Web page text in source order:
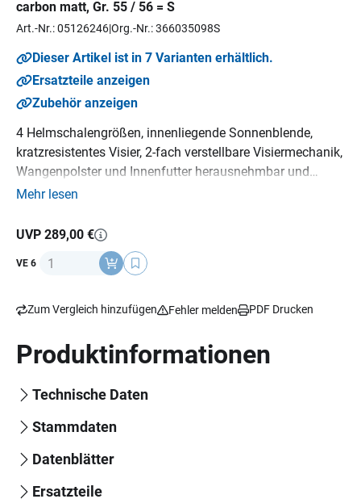
carbon matt, Gr. 55 / 56 = S
Art.-Nr.: 05126246Org.-Nr.: 366035098S
Dieser Artikel ist in 7 Varianten erhältlich.
Ersatzteile anzeigen
Zubehör anzeigen
4 Helmschalengrößen, innenliegende Sonnenblende,
kratzresistentes Visier, 2-fach verstellbare Visiermechanik,
Wangenpolster und Innenfutter herausnehmbar und
waschbar, Micrometric-Verschluss, Pinlock 70 MaxVison™
Carbon 6K, Gewicht: 1300 g (+/- 50 g),
Mehr lesen
UVP 289,00 €
VE 6 Anzahl
Zum Vergleich hinzufügen Fehler melden PDF Drucken
Produktinformationen
Technische Daten
Stammdaten
Datenblätter
Ersatzteile